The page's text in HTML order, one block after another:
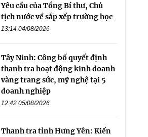
Yêu cầu của Tổng Bí thư, Chủ
tịch nước về sắp xếp trường học
13:14 04/08/2026
Tây Ninh: Công bố quyết định
thanh tra hoạt động kinh doanh
vàng trang sức, mỹ nghệ tại 5
doanh nghiệp
12:42 05/08/2026
Thanh tra tỉnh Hưng Yên: Kiến